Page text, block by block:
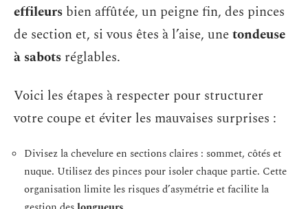
effileurs bien affûtée, un peigne fin, des pinces
de section et, si vous êtes à l’aise, unetondeuse
à sabots réglables.
Voici les étapes à respecter pour structurer
votre coupe et éviter les mauvaises surprises :
Divisez la chevelure en sections claires : sommet, côtés et
nuque. Utilisez des pinces pour isoler chaque partie. Cette
organisation limite les risques d’asymétrie et facilite la